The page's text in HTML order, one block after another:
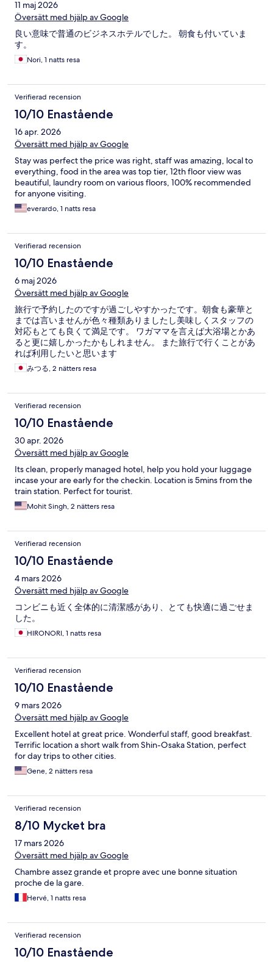
11 maj 2026
Översätt med hjälp av Google
良い意味で普通のビジネスホテルでした。 朝食も付いていま
す。
Nori, 1 natts resa
Verifierad recension
10/10 Enastående
16 apr. 2026
Översätt med hjälp av Google
Stay was perfect the price was right, staff was amazing, local to
everything, food in the area was top tier, 12th floor view was
beautiful, laundry room on various floors, 100% recommended
for anyone visiting.
everardo, 1 natts resa
Verifierad recension
10/10 Enastående
6 maj 2026
Översätt med hjälp av Google
旅行で予約したのですが過ごしやすかったです。朝食も豪華と
までは言いませんが色々種類ありましたし美味しくスタッフの
対応もとても良くて満足です。 ワガママを言えば大浴場とかあ
ると更に嬉しかったかもしれません。 また旅行で行くことがあ
れば利用したいと思います
みつる, 2 nätters resa
Verifierad recension
10/10 Enastående
30 apr. 2026
Översätt med hjälp av Google
Its clean, properly managed hotel, help you hold your luggage
incase your are early for the checkin. Location is 5mins from the
train station. Perfect for tourist.
Mohit Singh, 2 nätters resa
Verifierad recension
10/10 Enastående
4 mars 2026
Översätt med hjälp av Google
コンビニも近く全体的に清潔感があり、とても快適に過ごせま
した。
HIRONORI, 1 natts resa
Verifierad recension
10/10 Enastående
9 mars 2026
Översätt med hjälp av Google
Excellent hotel at great price. Wonderful staff, good breakfast.
Terrific location a short walk from Shin-Osaka Station, perfect
for day trips to other cities.
Gene, 2 nätters resa
Verifierad recension
8/10 Mycket bra
17 mars 2026
Översätt med hjälp av Google
Chambre assez grande et propre avec une bonne situation
proche de la gare.
Hervé, 1 natts resa
Verifierad recension
10/10 Enastående